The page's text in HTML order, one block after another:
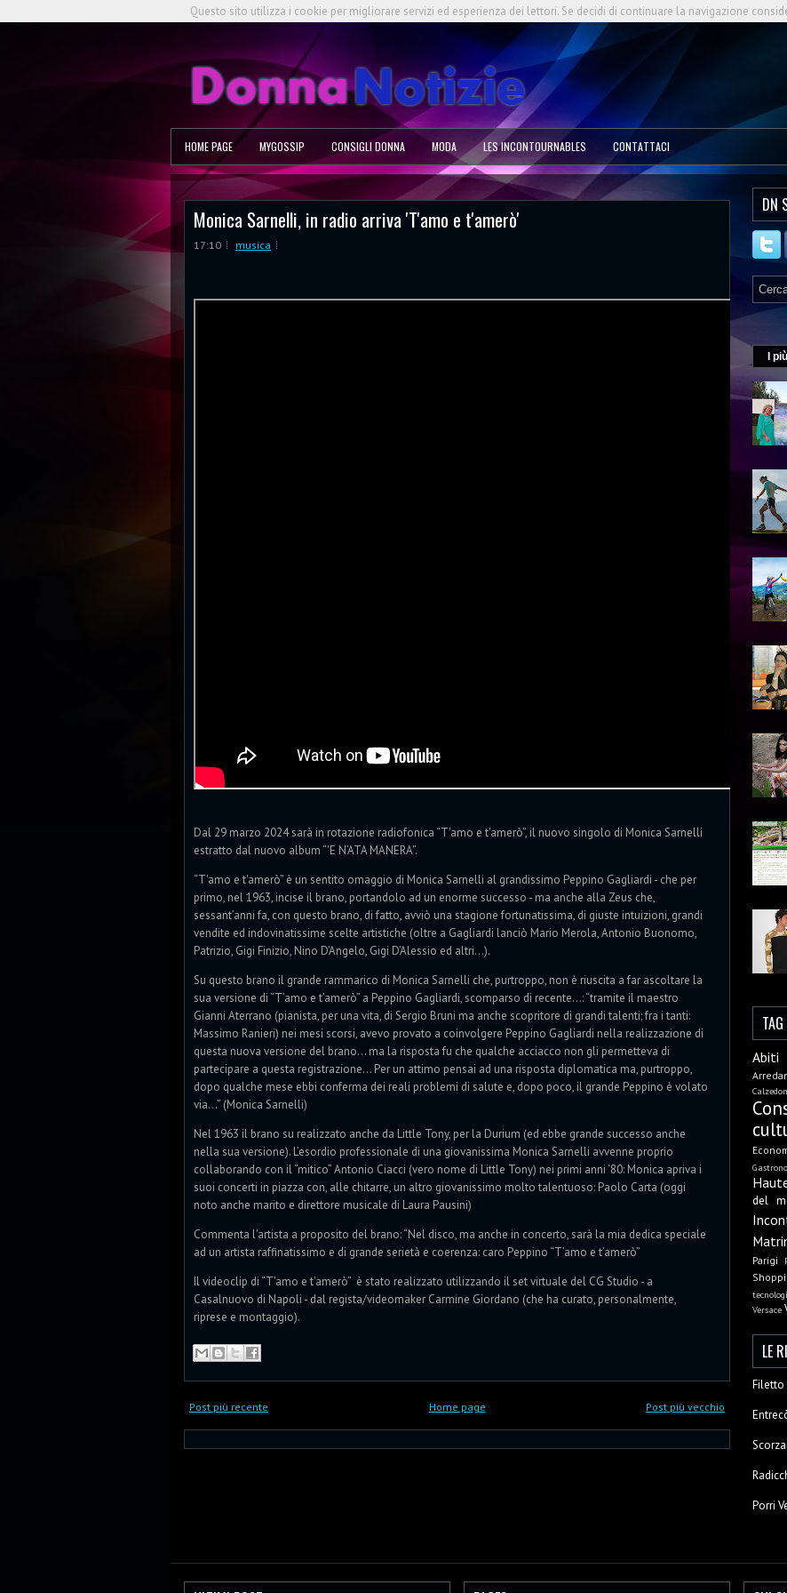
HOME PAGE MYGOSSIP CONSIGLI DONNA MODA LES INCONTOURNABLES CONTATTACI
Monica Sarnelli, in radio arriva 'T'amo e t'amerò'
17:10 musica
Dal 29 marzo 2024 sarà in rotazione radiofonica “T'amo e t'amerò”, il nuovo singolo di Monica Sarnelli
estratto dal nuovo album “'E N’ATA MANERA”.
“T'amo e t'amerò” è un sentito omaggio di Monica Sarnelli al grandissimo Peppino Gagliardi - che per
primo, nel 1963, incise il brano, portandolo ad un enorme successo - ma anche alla Zeus che,
sessant’anni fa, con questo brano, di fatto, avviò una stagione fortunatissima, di giuste intuizioni, grandi
vendite ed indovinatissime scelte artistiche (oltre a Gagliardi lanciò Mario Merola, Antonio Buonomo,
Patrizio, Gigi Finizio, Nino D’Angelo, Gigi D’Alessio ed altri…).
Su questo brano il grande rammarico di Monica Sarnelli che, purtroppo, non è riuscita a far ascoltare la
sua versione di “T’amo e t’amerò” a Peppino Gagliardi, scomparso di recente…: “tramite il maestro
Gianni Aterrano (pianista, per una vita, di Sergio Bruni ma anche scopritore di grandi talenti; fra i tanti:
Massimo Ranieri) nei mesi scorsi, avevo provato a coinvolgere Peppino Gagliardi nella realizzazione di
questa nuova versione del brano… ma la risposta fu che qualche acciacco non gli permetteva di
partecipare a questa registrazione... Per un attimo pensai ad una risposta diplomatica ma, purtroppo,
dopo qualche mese ebbi conferma dei reali problemi di salute e, dopo poco, il grande Peppino è volato
via…” (Monica Sarnelli)
Nel 1963 il brano su realizzato anche da Little Tony, per la Durium (ed ebbe grande successo anche
nella sua versione). L’esordio professionale di una giovanissima Monica Sarnelli avvenne proprio
collaborando con il “mitico” Antonio Ciacci (vero nome di Little Tony) nei primi anni ‘80: Monica apriva i
suoi concerti in piazza con, alle chitarre, un altro giovanissimo molto talentuoso: Paolo Carta (oggi
noto anche marito e direttore musicale di Laura Pausini)
Commenta l'artista a proposito del brano: “Nel disco, ma anche in concerto, sarà la mia dedica speciale
ad un artista raffinatissimo e di grande serietà e coerenza: caro Peppino “T’amo e t’amerò”
Il videoclip di “T'amo e t'amerò” è stato realizzato utilizzando il set virtuale del CG Studio - a
Casalnuovo di Napoli - dal regista/videomaker Carmine Giordano (che ha curato, personalmente,
riprese e montaggio).
Post più recente Post più vecchio
Home page
DN
I
TAG
Abiti
del
Parigi
Versace
LE
Filetto
Porri
Questo sito utilizza i cookie per migliorare servizi ed esperienza dei lettori. Se decidi di continuare la navigazione